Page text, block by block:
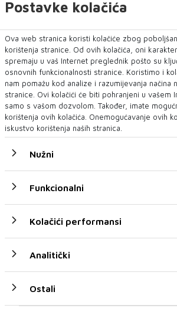
U novom broju
SPORT
Borac minimalnom pobjedom
protiv Vitebska
su na domaćem terenu ekipu bjelo...
Postavke kolačića
Ova web stranica koristi kolačiće zbog
korištenja stranice. Od ovih kolačića, oni
spremaju u vaš Internet preglednik pošto su
osnovnih funkcionalnosti stranice. Koristimo i
nam pomažu kod analize i razumijevanja načina
stranice. Ovi kolačići će biti pohranjeni u vašem
samo s vašom dozvolom. Također, imate
korištenja ovih kolačića. Onemogućavanje ovih
iskustvo korištenja naših stranica.
Nužni
Funkcionalni
Kolačići performansi
Analitički
Ostali